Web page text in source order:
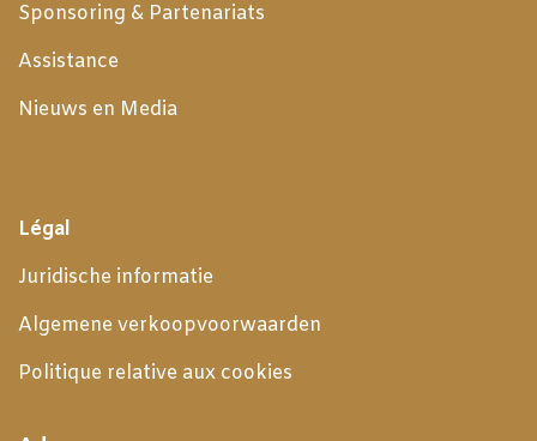
Sponsoring & Partenariats
Assistance
Nieuws en Media
Légal
Juridische informatie
Algemene verkoopvoorwaarden
Politique relative aux cookies